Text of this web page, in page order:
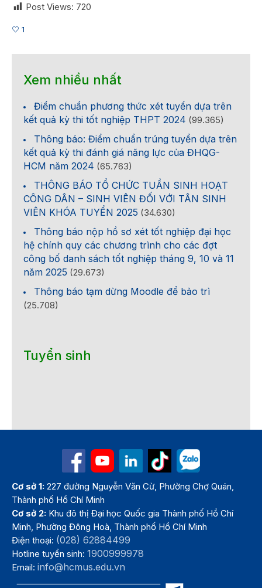
Post Views: 720
1
Xem nhiều nhất
Điểm chuẩn phương thức xét tuyển dựa trên
kết quả kỳ thi tốt nghiệp THPT 2024 (99.365)
Thông báo: Điểm chuẩn trúng tuyển dựa trên
kết quả kỳ thi đánh giá năng lực của ĐHQG-
HCM năm 2024 (65.763)
THÔNG BÁO TỔ CHỨC TUẦN SINH HOẠT
CÔNG DÂN – SINH VIÊN ĐỐI VỚI TÂN SINH
VIÊN KHÓA TUYỂN 2025 (34.630)
Thông báo nộp hồ sơ xét tốt nghiệp đại học
hệ chính quy các chương trình cho các đợt
công bố danh sách tốt nghiệp tháng 9, 10 và 11
năm 2025 (29.673)
Thông báo tạm dừng Moodle để bảo trì
(25.708)
Tuyển sinh
Cơ sở 1: 227 đường Nguyễn Văn Cừ, Phường Chợ Quán,
Thành phố Hồ Chí Minh
Cơ sở 2: Khu đô thị Đại học Quốc gia Thành phố Hồ Chí
Minh, Phường Đông Hoà, Thành phố Hồ Chí Minh
Điện thoại: (028) 62884499
Hotline tuyển sinh:1900999978
Email:info@hcmus.edu.vn